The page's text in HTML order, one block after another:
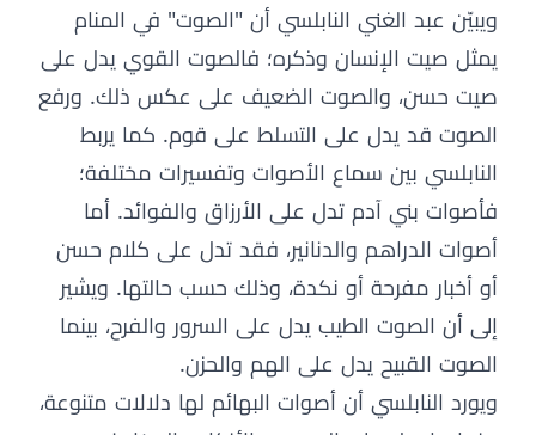
ويبيّن عبد الغني النابلسي أن "الصوت" في المنام
يمثل صيت الإنسان وذكره؛ فالصوت القوي يدل على
صيت حسن، والصوت الضعيف على عكس ذلك. ورفع
الصوت قد يدل على التسلط على قوم. كما يربط
النابلسي بين سماع الأصوات وتفسيرات مختلفة؛
فأصوات بني آدم تدل على الأرزاق والفوائد. أما
أصوات الدراهم والدنانير، فقد تدل على كلام حسن
أو أخبار مفرحة أو نكدة، وذلك حسب حالتها. ويشير
إلى أن الصوت الطيب يدل على السرور والفرح، بينما
الصوت القبيح يدل على الهم والحزن.
ويورد النابلسي أن أصوات البهائم لها دلالات متنوعة،